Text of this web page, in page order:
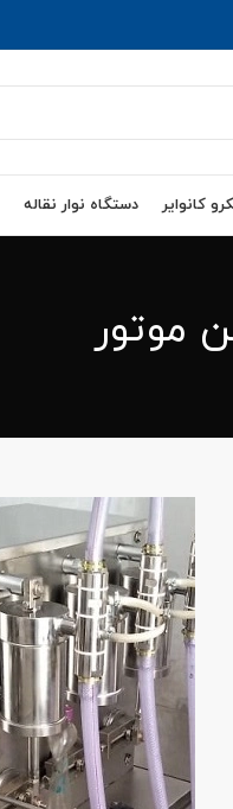
کانوایر دستگاه نوار نقاله
موتور